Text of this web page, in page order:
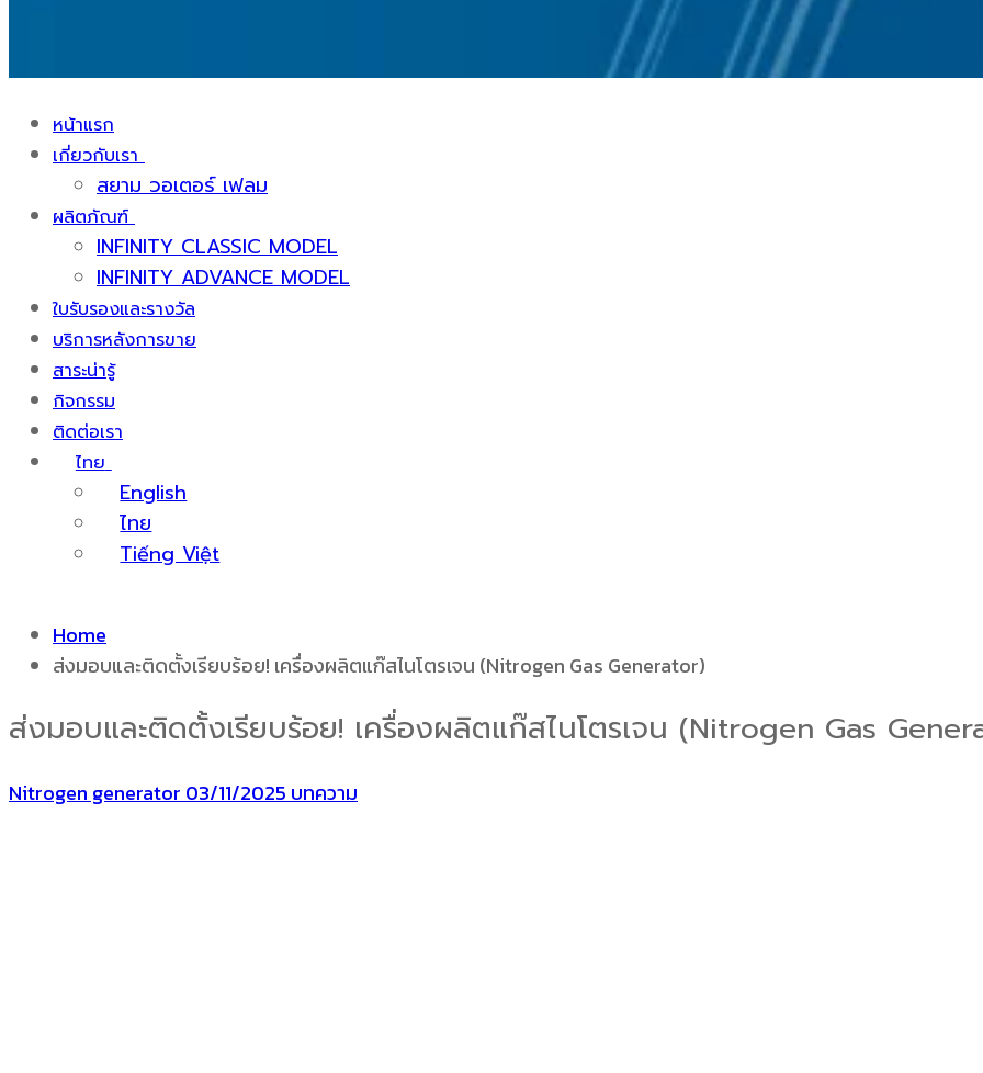
หน้าแรก
เกี่ยวกับเรา
สยาม วอเตอร์ เฟลม
ผลิตภัณฑ์
INFINITY CLASSIC MODEL
INFINITY ADVANCE MODEL
ใบรับรองและรางวัล
บริการหลังการขาย
สาระน่ารู้
กิจกรรม
ติดต่อเรา
ไทย
English
ไทย
Tiếng Việt
Home
ส่งมอบและติดตั้งเรียบร้อย! เครื่องผลิตแก๊สไนโตรเจน (Nitrogen Gas Generator)
ส่งมอบและติดตั้งเรียบร้อย! เครื่องผลิตแก๊สไนโตรเจน (Nitrogen Gas
Nitrogen generator 03/11/2025 บทความ